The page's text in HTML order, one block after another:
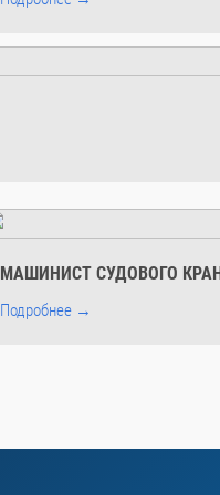
МАШИНИСТ СУДОВОГО
Подробнее →